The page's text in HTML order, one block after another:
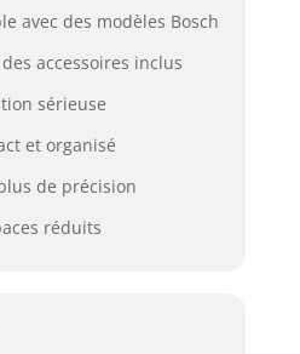
avec des modèles Bosch
accessoires inclus
sérieuse
et organisé
de précision
réduits